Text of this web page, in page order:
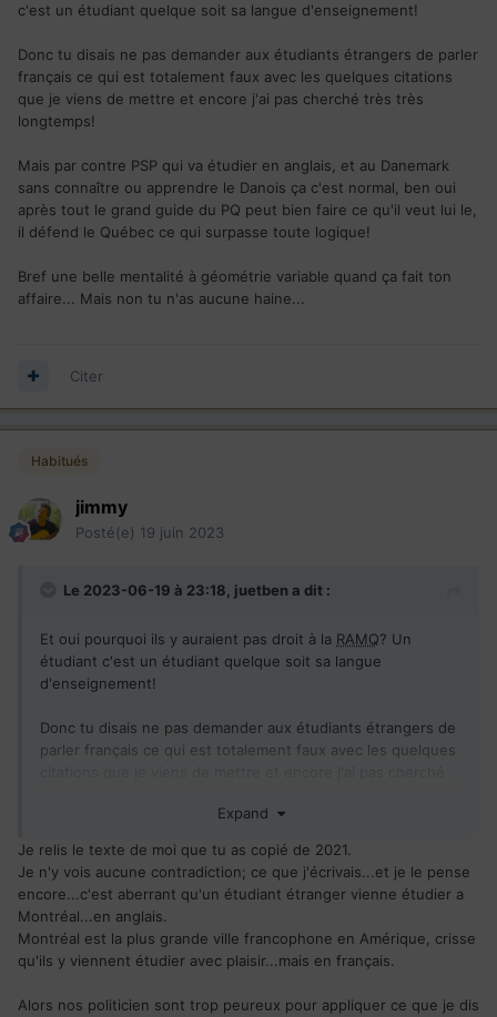
Mais en anglais aussi ils ne payent pas la juste part….
complètement disproportionnées par rapport a la vrai
population anglophone du Québec !!!
ET la tu m'apprend qu'ils ont droit (les étudiants étrangers a
A ben tabarnak
c'est un étudiant quelque soit sa langue d'enseignement!
Donc tu disais ne pas demander aux étudiants étrangers de parler
français ce qui est totalement faux avec les quelques citations
que je viens de mettre et encore j'ai pas cherché très très
longtemps!
Mais par contre PSP qui va étudier en anglais, et au Danemark
sans connaître ou apprendre le Danois ça c'est normal, ben oui
après tout le grand guide du PQ peut bien faire ce qu'il veut lui le,
il défend le Québec ce qui surpasse toute logique!
Bref une belle mentalité à géométrie variable quand ça fait ton
affaire... Mais non tu n'as aucune haine...
Citer
Habitués
jimmy
Posté(e) 19 juin 2023
Le 2023-06-19 à 23:18, juetben a dit :
Et oui pourquoi ils y auraient pas droit à la RAMQ? Un
étudiant c'est un étudiant quelque soit sa langue
d'enseignement!
Donc tu disais ne pas demander aux étudiants étrangers de
parler français ce qui est totalement faux avec les quelques
Danemark sans connaître ou apprendre le Danois ça c'est
normal, ben oui après tout le grand guide du PQ peut bien
faire ce qu'il veut lui le, il défend le Québec ce qui surpasse
toute logique!
Bref une belle mentalité à géométrie variable quand ça fait
Expand
Je relis le texte de moi que tu as copié de 2021.
Je n'y vois aucune contradiction; ce que j'écrivais...et je le pense
encore...c'est aberrant qu'un étudiant étranger vienne étudier a
Montréal...en anglais.
Montréal est la plus grande ville francophone en Amérique, crisse
qu'ils y viennent étudier avec plaisir...mais en français.
Alors nos politicien sont trop peureux pour appliquer ce que je dis